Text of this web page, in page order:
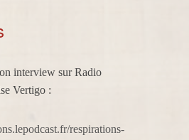
interview sur Radio
Vertigo :
respirations-